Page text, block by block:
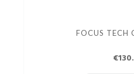
FOCUS TECH